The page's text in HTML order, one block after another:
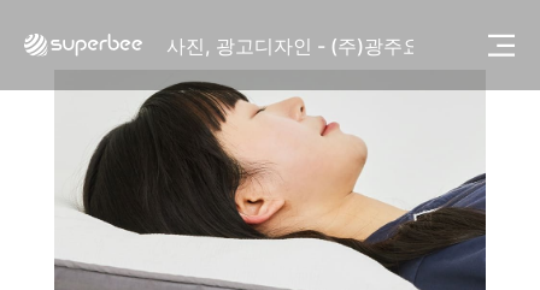
사진, 광고디자인 - (주)광주요
웹사이트 - (주)세스코
제품디자인 - 삼성전자㈜
동영상, CI - 카피어랜드㈜
동영상, 홈페이지 - (주)분독
동영상, 카탈로그 - 피자마루
웹사이트 - 백조씽크
사진, 광고디자인 - 중외제약
패키지, 디자인 - 고려은단